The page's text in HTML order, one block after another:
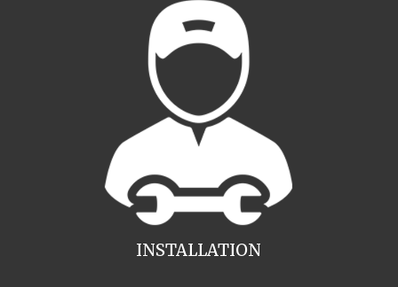
INSTALLATION